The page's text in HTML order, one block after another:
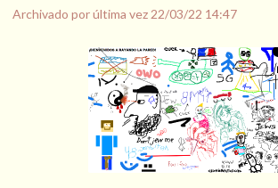
Archivado por última vez 22/03/22 14:47